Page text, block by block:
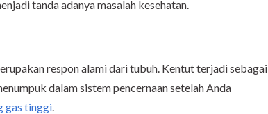
tanda adanya masalah kesehatan.
respon alami dari tubuh. Kentut terjadi sebagai
dalam sistem pencernaan setelah Anda
gas tinggi.